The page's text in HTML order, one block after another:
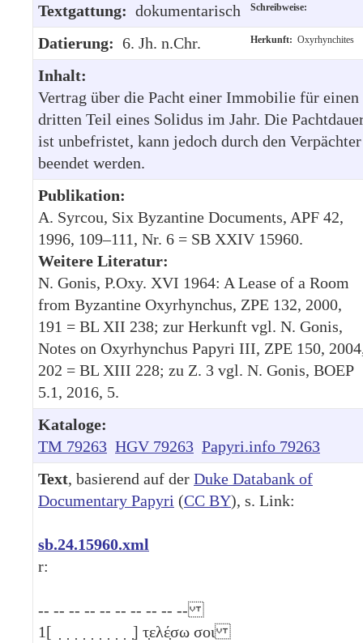
Textgattung: dokumentarisch Schreibweise:
Datierung: 6. Jh. n.Chr. Herkunft: Oxyrhynchites
Inhalt:
Vertrag über die Pacht einer Immobilie für einen
dritten Teil eines Solidus im Jahr. Die
ist unbefristet, kann jedoch durch den Verpächter
beendet werden.
Publikation:
A. Syrcou, Six Byzantine Documents, APF 42,
1996, 109–111, Nr. 6 = SB XXIV 15960.
Weitere Literatur:
N. Gonis, P.Oxy. XVI 1964: A Lease of a Room
from Byzantine Oxyrhynchus, ZPE 132, 2000,
191 = BL XII 238; zur Herkunft vgl. N. Gonis,
Notes on Oxyrhynchus Papyri III, ZPE 150,
202 = BL XIII 228; zu Z. 3 vgl. N. Gonis, BOEP
5.1, 2016, 5.
Kataloge:
TM 79263 HGV 79263 Papyri.info 79263
Text, basierend auf der Duke Databank of
Documentary Papyri (CC BY), s. Link:
sb.24.15960.xml
r:
-- -- -- -- -- -- -- -- -- --
1[ ̣ ̣ ̣ ̣ ̣ ̣ ̣ ̣ ̣ ̣] τ̣ελέ̣σω σοι